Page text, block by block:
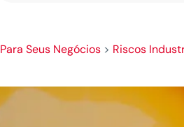
Para Seus Negócios > Riscos